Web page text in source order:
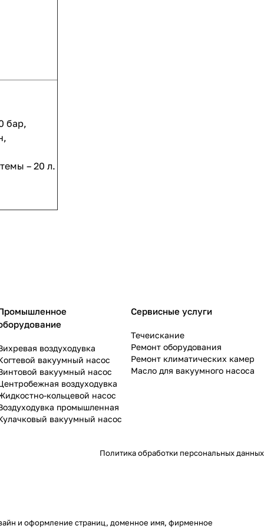
бар,
– 20 л.
воздуходувка
вакуумный насос
вакуумный насос
воздуходувка
кольцевой насос
промышленная
вакуумный насос
Сервисные услуги
Течеискание
Ремонт оборудования
Ремонт климатических камер
Масло для вакуумного насоса
Политика обработки персональных данных
и оформление страниц, доменное имя, фирменное